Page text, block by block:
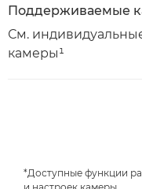
Поддерживаемые
См.
камеры¹
*Доступные функции